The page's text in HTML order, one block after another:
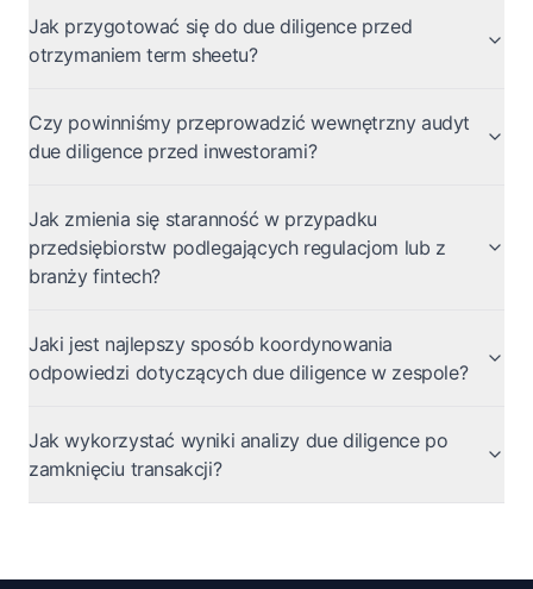
Jak przygotować się do due diligence przed
otrzymaniem term sheetu?
Czy powinniśmy przeprowadzić wewnętrzny audyt
due diligence przed inwestorami?
Jak zmienia się staranność w przypadku
przedsiębiorstw podlegających regulacjom lub z
branży fintech?
Jaki jest najlepszy sposób koordynowania
odpowiedzi dotyczących due diligence w zespole?
Jak wykorzystać wyniki analizy due diligence po
zamknięciu transakcji?